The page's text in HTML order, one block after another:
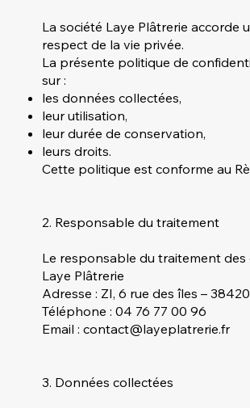
La société Laye Plâtrerie
respect de la vie privée.
La présente politique de
sur :
les données collectées,
leur utilisation,
leur durée de conservation,
leurs droits.
Cette politique est conforme au
2. Responsable du traitement
Le responsable du traitement des
Laye Plâtrerie
Adresse : ZI, 6 rue des îles –
Téléphone : 04 76 77 00 96
Email : contact@layeplatrerie.fr
3. Données collectées